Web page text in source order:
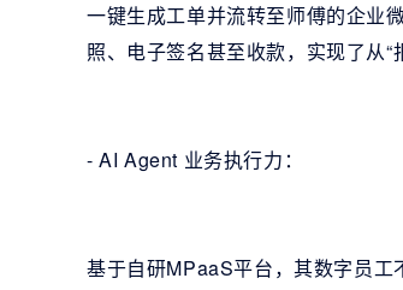
一键生成工单并流转至师傅的企业
照、电子签名甚至收款，实现了从“
- AI Agent 业务执行力：
基于自研MPaaS平台，其数字员